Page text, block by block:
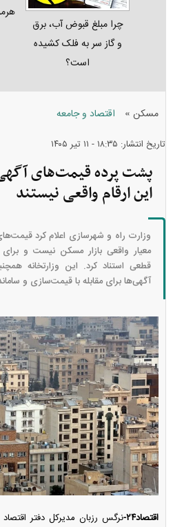
چرا مبلغ قبوض آب، برق
و گاز سر به فلک کشیده
است؟
مسکن » اقتصاد و جامعه
تاریخ انتشار: ۱۸:۳۵ - ۱۱ تير ۱۴۰۵
پشت پرده قیمت‌های
این ارقام واقعی نیستند
وزارت راه و شهرسازی اعلام کرد
معیار واقعی بازار مسکن نیست و
قطعی استناد کرد. این وزارتخانه
آگهی‌ها برای مقابله با قیمت‌سازی و
اقتصاد۲۴-
نرگس رزبان مدیرکل دفتر